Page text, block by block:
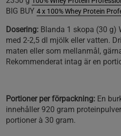
BIG BUY 4 x 100% Whey Protein
Dosering: Blanda 1 skopa (30 g)
med 2-2,5 dl mjölk eller vatten.
maten eller som mellanmål,
Rekommenderat intag är en
Portioner per förpackning: En
innehåller 920 gram
portioner à 30 gram.